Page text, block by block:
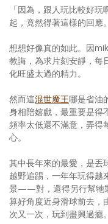
「因為，跟人玩比較好
起，竟然得著這樣的回應。
想想好像真的如此。因
教誨，為求片刻安靜，每
化旺盛太過的精力。
然而這混世魔王哪是省油
身相陪嬉戲，最重要是得
頻率太低還不滿意，弄得
心。
其中長年來的最愛，是丟
越野追踢，一年年玩得越
景——對，還得另行幫牠
算好角度近身滑球前去，
次又一次，玩到盡興過癮。